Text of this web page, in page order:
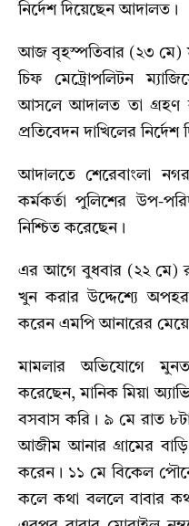
নির্দেশ দিয়েছেন আদালত।
আজ বৃহস্পতিবার (২৩ মে)
চিফ মেট্রোপলিটন
আসলে আদালত তা গ্রহণ
প্রতিবেদন দাখিলের নির্দেশ
আদালতে শেরেবাংলা নগর
কর্মকর্তা পুলিশের উপ-
নিশ্চিত করেছেন।
এর আগে বুধবার (২২ মে)
খুন করার উদ্দেশ্যে
করেন এমপি আনারের
মামলার অভিযোগে
করেছেন, মানিক মিয়া
বসবাস করি। ৯ মে রাত
আজীম আনার গ্রামের বাড়ি
করেন। ১১ মে বিকেল
কলে কথা বললে বাবার